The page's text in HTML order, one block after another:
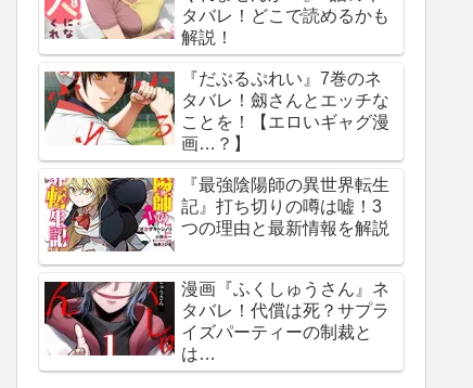
タバレ！どこで読めるかも
解説！
『だぶるぷれい』7巻のネ
タバレ！劔さんとエッチな
ことを！【エロいギャグ漫
画…？】
『最強陰陽師の異世界転生
記』打ち切りの噂は嘘！3
つの理由と最新情報を解説
漫画『ふくしゅうさん』ネ
タバレ！代償は死？サプラ
イズパーティーの制裁と
は…